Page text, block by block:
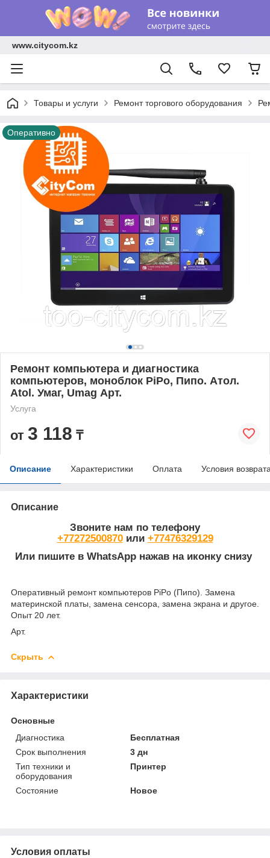
www.citycom.kz
Товары и услуги Ремонт торгового оборудования
Оперативно
Ремонт компьютера и диагностика
компьютеров, моноблок PiPo, Пипо. Атол.
Atol. Умаг, Umag Арт.
Услуга
от 3 118 ₸
Описание Характеристики Оплата Условия
Описание
Звоните нам по телефону
+77272500870или +77476329129
Или пишите в WhatsApp нажав на иконку снизу
Оперативный ремонт компьютеров PiPo (Пипо). Замена
материнской платы, замена сенсора, замена экрана и другое.
Опыт 20 лет.
Арт.
Скрыть
Характеристики
Основные
Диагностика
Бесплатная
Срок выполнения
3 дн
Тип техники и
оборудования
Принтер
Состояние Новое
Условия оплаты